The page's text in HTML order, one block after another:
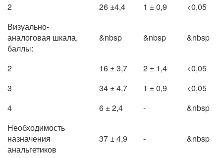
2
26 ±4,4 1 ± 0,9
<0,05
Визуально-
аналоговая шкала,
баллы:
&nbsp &nbsp &nbsp
2 16 ± 3,7 2 ± 1,4
<0,05
3
34 ± 4,7 1 ± 0,9
<0,05
4
6 ± 2,4 -
&nbsp
Необходимость
назначения
анальгетиков
37 ± 4,9 - &nbsp